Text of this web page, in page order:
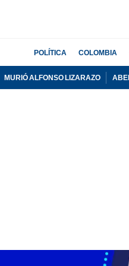
POLÍTICA COLOMBIA
MURIÓ ALFONSO LIZARAZO